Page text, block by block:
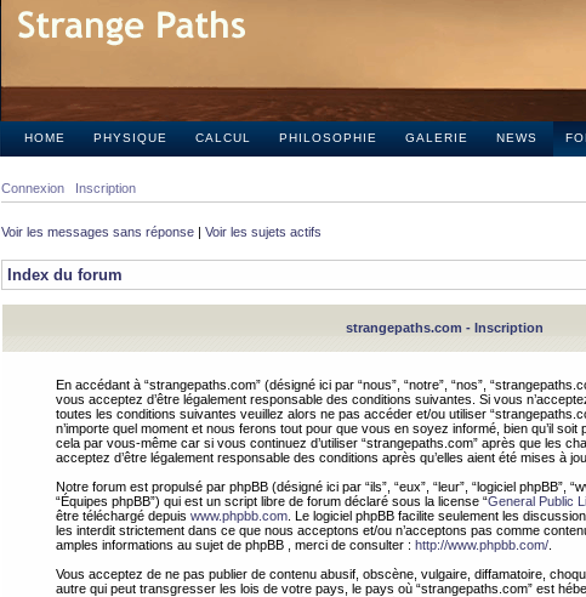
HOME PHYSIQUE CALCUL PHILOSOPHIE GALERIE NEWS
Connexion Inscription
Voir les messages sans réponse | Voir les sujets actifs
Index du forum
strangepaths.com - Inscription
En accédant à “strangepaths.com” (désigné ici par “nous”, “notre”, “nos”,
vous acceptez d’être légalement responsable des conditions suivantes. Si vous
toutes les conditions suivantes veuillez alors ne pas accéder et/ou utiliser
n’importe quel moment et nous ferons tout pour que vous en soyez informé, bien qu’il
cela par vous-même car si vous continuez d’utiliser “strangepaths.com” après que les
acceptez d’être légalement responsable des conditions après qu’elles aient été mises à
Notre forum est propulsé par phpBB (désigné ici par “ils”, “eux”, “leur”, “logiciel phpBB”,
“Équipes phpBB”) qui est un script libre de forum déclaré sous la license “General Public
être téléchargé depuis www.phpbb.com . Le logiciel phpBB facilite seulement les
les interdit strictement dans ce que nous acceptons et/ou n’acceptons pas comme
amples informations au sujet de phpBB , merci de consulter : http://www.phpbb.com/
Vous acceptez de ne pas publier de contenu abusif, obscène, vulgaire, diffamatoire,
autre qui peut transgresser les lois de votre pays, le pays où “strangepaths.com” est